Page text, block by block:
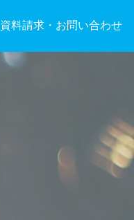
資料請求 ・ お問い合わせ